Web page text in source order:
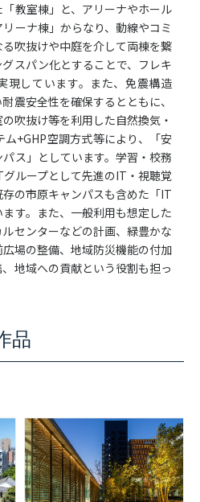
教室棟」と、アリーナやホール
ーナ棟」からなり、動線やコミ
吹抜けや中庭を介して両棟を繋
スパン化とすることで、フレキ
現しています。また、免震構造
震安全性を確保するとともに、
吹抜け等を利用した自然換気・
+GHP空調方式等により、「安
ス」としています。学習・校務
ループとして先進のIT・視聴覚
の市原キャンパスも含めた「IT
す。また、一般利用も想定した
センターなどの計画、緑豊かな
場の整備、地域防災機能の付加
地域への貢献という役割も担っ
品